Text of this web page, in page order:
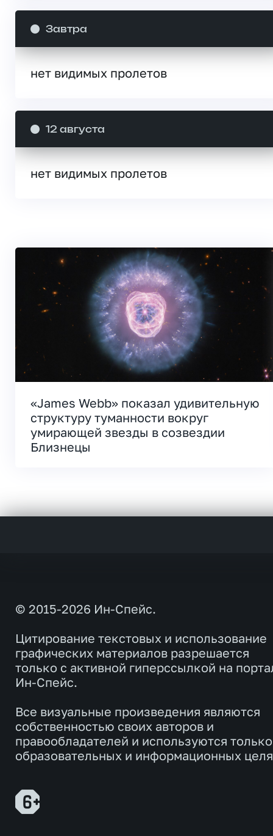
Завтра
нет видимых пролетов
12 августа
нет видимых пролетов
«James Webb» показал удивительную
структуру туманности вокруг
умирающей звезды в созвездии
Близнецы
© 2015-2026 Ин-Спейс.
Цитирование текстовых и использование
графических материалов разрешается
только с активной гиперссылкой на
Ин-Спейс.
Все визуальные произведения являются
собственностью своих авторов и
правообладателей и используются
образовательных и информационных